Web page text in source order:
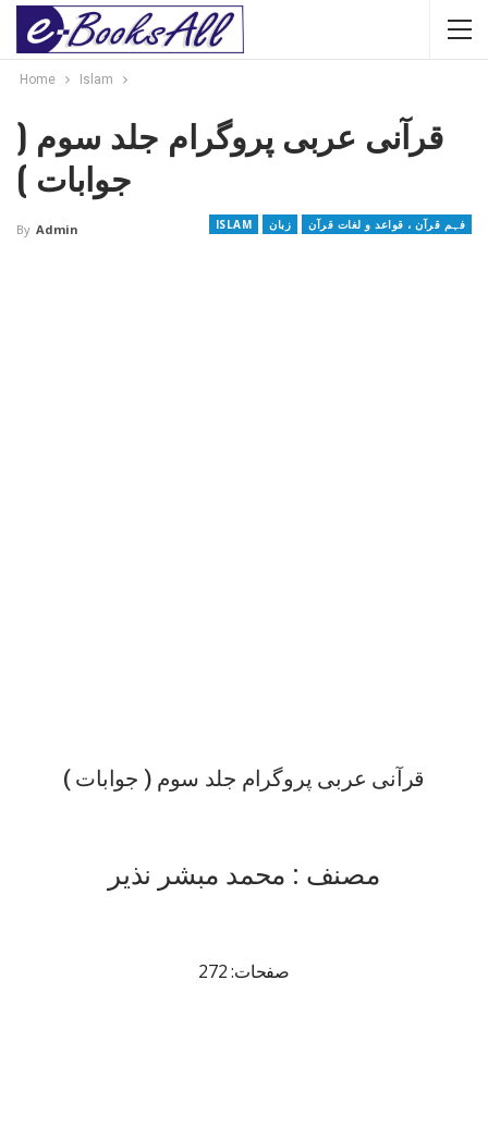
Home Islam
قرآنی عربی پروگرام جلد سوم (
جوابات )
ISLAM زبان فہم قرآن ، قواعد و لغات قرآن By Admin
قرآنی عربی پروگرام جلد سوم ( جوابات )
مصنف : محمد مبشر نذیر
صفحات: 272